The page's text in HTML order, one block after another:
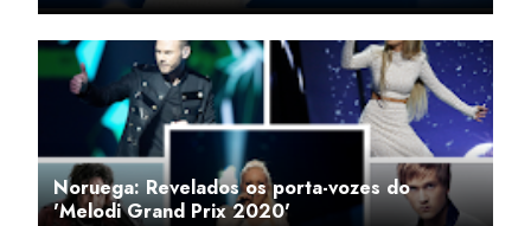
Noruega: Revelados os porta-vozes do
'Melodi Grand Prix 2020'